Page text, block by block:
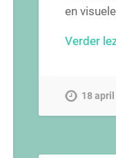
en
Verder
18